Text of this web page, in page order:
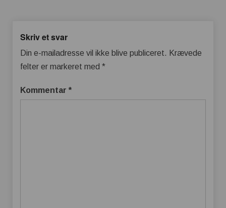
Skriv et svar
Din e-mailadresse vil ikke blive publiceret. Krævede
felter er markeret med *
Kommentar *